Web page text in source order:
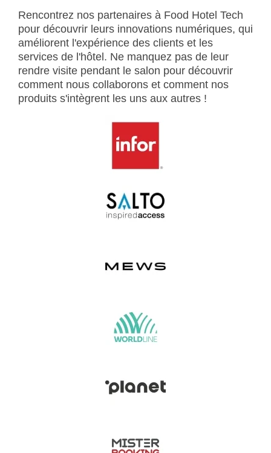
Rencontrez nos partenaires à Food Hotel Tech
pour découvrir leurs innovations numériques, qui
améliorent l'expérience des clients et les
services de l'hôtel. Ne manquez pas de leur
rendre visite pendant le salon pour découvrir
comment nous collaborons et comment nos
produits s'intègrent les uns aux autres !